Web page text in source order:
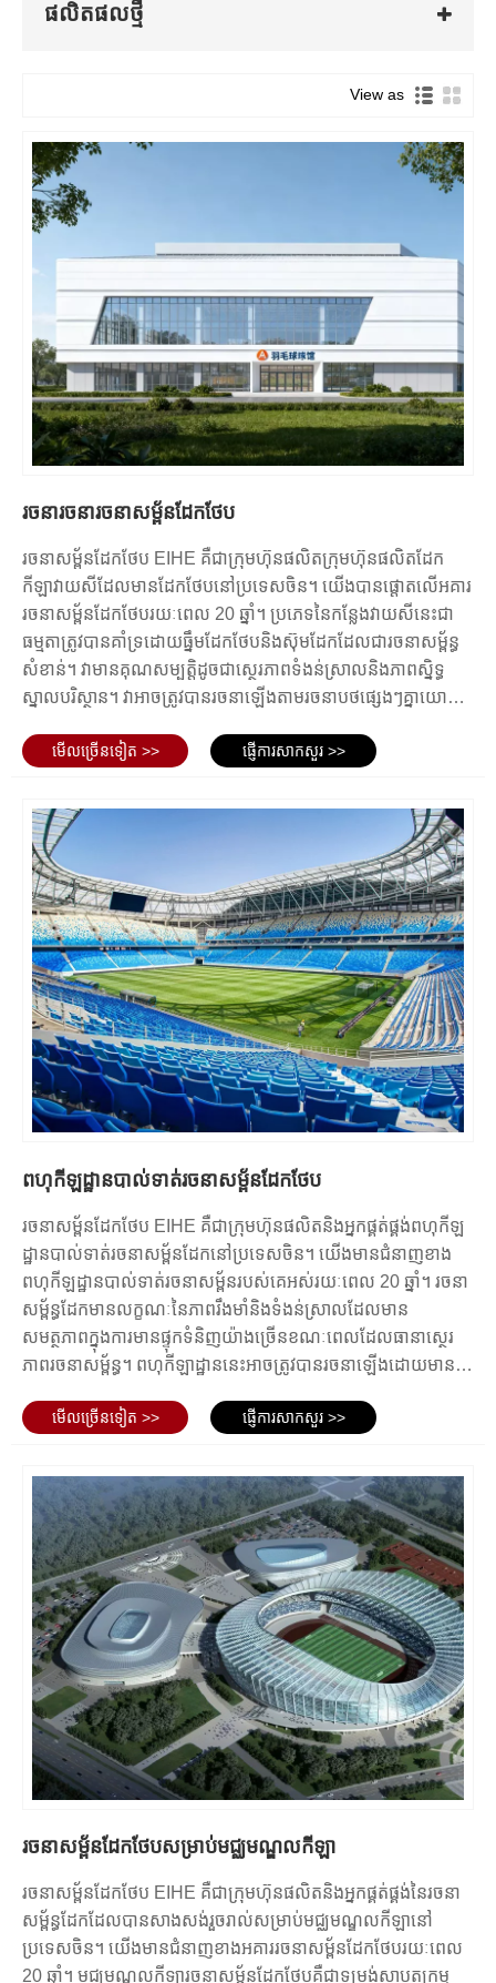
Munich ប្រទេសអាល្លឺម៉ង់ ដែលមានលក្ខណៈពិសេសប្លែកពីគេដែល
កីឡដ្ឋានរចនាសម្ព័ន្ធដែក សំដៅលើកីឡដ្ឋានកីឡា អគារប្រើប្រាស់ច្រើន
ឬសង្វៀនដែលត្រូវបានសាងសង់ដោយប្រើស៊ុមដែកជាសម្ភារៈចម្បង
សម្រាប់ការសាងសង់របស់វា។ វាត្រូវបានរចនាឡើងដើម្បីផ្ទុកមនុស្សច្រើន
កុះករដែលចូលរួមក្នុងព្រឹត្តិការណ៍ផ្សេងៗ រួមទាំងការប្រគុំតន្ត្រី ការប្រកួត
កីឡា និងព្រឹត្តិការណ៍ផ្សេងៗទៀត។ ការប្រើប្រាស់ដែក
សម្រាប់សាងសង់កីឡដ្ឋានកីឡាទំនើបផ្តល់នូវគុណសម្បត្តិជាច្រើនដូចជា
កម្លាំង ធន់ និងភាពបត់បែនក្នុងការរចនា។ ដែកថែបត្រូវបានគេស្គាល់ថា
ជាសម្ភារៈដែលមាននិរន្តរភាព និងសន្សំសំចៃដែលជួយកាត់បន្ថយពេល
វេលាសាងសង់ ដែលធ្វើឱ្យវាក្លាយជាជម្រើសដ៏ល្អសម្រាប់គម្រោងបែប
ពិភពលោករួមមានកីឡដ្ឋាន AT&T ក្នុងរដ្ឋតិចសាស់ សហរដ្ឋអាមេរិក
ដែលជាកន្លែងសម្រាប់ក្រុមបាល់ទាត់ Dallas Cowboys និងពហុកីឡ
ដ្ឋានជាតិប៉េកាំង ដែលត្រូវបានគេស្គាល់ថាជា 'សំបុកបក្សី' នៅក្នុង
ប្រទេសចិន ដែលជាម្ចាស់ផ្ទះកីឡាអូឡាំពិកឆ្នាំ 2008 ។ .
ប្រភេទនៃកីឡដ្ឋានរចនាសម្ព័ន្ធដែក
មានពហុកីឡដ្ឋានរចនាសម្ព័ន្ធដែកជាច្រើនប្រភេទ ដែលភាគច្រើនមាន
ដូចជា៖
Bowl Stadiums - ការរចនារាងជាចានគឺជាការរចនាទូទៅបំផុតមួយ
សម្រាប់កីឡដ្ឋានរចនាសម្ព័ន្ធដែក។ នៅក្នុងកីឡដ្ឋានទាំងនេះ កៅអីត្រូវ
បានរៀបចំជារាងជារង្វង់ ឬរាងពងក្រពើជុំវិញទីលានប្រកួត។
កីឡដ្ឋាន Ellipsoid ទំនើប - កីឡដ្ឋានរាងពងក្រពើកំពុងមានប្រជាប្រិយ
ភាពកាន់តែខ្លាំងឡើង ដោយសារតែការរចនាប្លែក និងជានិមិត្តរូបរបស់
ពួកគេ។
Indoor Arena - សង្វៀនក្នុងផ្ទះត្រូវបានផលិតពីដែកទាំងស្រុង ហើយ
ឥតខ្ចោះសម្រាប់ការប្រារព្ធព្រឹត្តិការណ៍នៅក្នុងបរិយាកាសដែលបានគ្រប់
គ្រងដោយមិនគិតពីអាកាសធាតុនៅខាងក្រៅ។
Amphitheater - កីឡដ្ឋានប្រភេទនេះមានលក្ខណៈពិសេសតែមួយគត់
សំណង់ដូចឆាក ដែលជារឿយៗត្រូវបានប្រើសម្រាប់ការប្រគុំតន្ត្រី និង
ព្រឹត្តិការណ៍តន្ត្រីខាងក្រៅ។
ពហុកីឡដ្ឋានពហុគោលបំណង - ពហុកីឡដ្ឋានទាំងនេះត្រូវបានរចនា
ឡើងដើម្បីឱ្យមានភាពចម្រុះ និងអាចត្រូវបានប្រើដើម្បីរៀបចំព្រឹត្តិការណ៍
ផ្សេងៗ រួមទាំងហ្គេមកីឡា ការប្រគុំតន្ត្រី សន្និសីទ និងសន្និបាត។
ប្រភេទនៃកីឡដ្ឋានរចនាសម្ព័ន្ធដែកដែលប្រើប្រាស់គឺអាស្រ័យលើ
លក្ខណៈ និងគោលបំណងនៃកីឡដ្ឋាន ថវិកា និងកត្តាផ្សេងទៀតដូចជា
ទីតាំង សមត្ថភាពដែលត្រូវការ និងប្រភេទនៃព្រឹត្តិការណ៍ដែលគ្រោងនឹង
ធ្វើឡើងនៅខាងក្នុងកីឡដ្ឋាន។
ព័ត៌មានលម្អិតនៃកីឡដ្ឋានរចនាសម្ព័ន្ធដែក
កីឡដ្ឋានរចនាសម្ព័ន្ធដែកត្រូវបានរចនាឡើងដើម្បីទប់ទល់នឹងលក្ខខណ្ឌ
អាកាសធាតុផ្សេងៗ និងត្រូវបានសាងសង់ដោយប្រើដែកជាសម្ភារៈ
ចម្បង។ នេះគឺជាព័ត៌មានលម្អិតសំខាន់ៗនៃកីឡដ្ឋានរចនាសម្ព័ន្ធដែក៖
រចនាសម្ព័ន្ធ - ដែកថែបត្រូវបានប្រើដើម្បីបង្កើតក្របខ័ណ្ឌនៃពហុកីឡាដ្ឋាន
ឡើងដើម្បីឱ្យរឹងមាំ ប្រើប្រាស់បានយូរ និងអាចបត់បែនបាន។
សម្ព័ន្ធដែកគឺជាលោហៈ ទាំងជាប្រភេទថ្នេរឈរ ឬជាបន្ទះសមាសធាតុ។
សម្ភារៈដំបូលគឺចាំបាច់ដើម្បីការពារផ្នែកខាងក្នុងនៃកីឡដ្ឋានពីទឹកភ្លៀង
ព្រិល និងធាតុខាងក្រៅផ្សេងទៀត។
កន្លែងអង្គុយ - ការរៀបចំកន្លែងអង្គុយនៅក្នុងកីឡដ្ឋានរចនាសម្ព័ន្ធដែក
មានសារៈសំខាន់បំផុតដើម្បីធានាបាននូវបទពិសោធន៍នៃការទស្សនាដ៏ល្អ
សម្រាប់អ្នកទស្សនា។ មានកៅអីជាច្រើនប្រភេទ ដែលខ្លះអាចបត់បាន និង
ខ្លះអាចដកថយបាន។
មធ្យោបាយងាយស្រួល - ភាពងាយស្រួលគឺមានសារៈសំខាន់នៅក្នុង
ពហុកីឡដ្ឋានកីឡាណាមួយ ហើយកីឡដ្ឋានរចនាសម្ព័ន្ធដែកមិនមាន
ករណីលើកលែងនោះទេ។ ផ្លូវជម្រាល ជណ្តើរយន្ត និងមធ្យោបាយចូល
ប្រើប្រាស់ផ្សេងទៀតជាធម្មតាត្រូវបានដាក់បញ្ចូលដើម្បីធ្វើឱ្យកីឡដ្ឋាន
អាចចូលបានសម្រាប់មនុស្សគ្រប់គ្នា ដោយមិនគិតពីសមត្ថភាពរបស់
ភ្លើងបំភ្លឺ - ពហុកីឡាដ្ឋានត្រូវការពន្លឺខ្លាំង ដើម្បីអនុញ្ញាតឱ្យព្រឹត្តិការណ៍
កើតឡើងក្នុងអំឡុងពេលមានពន្លឺតិច។ ប្រព័ន្ធភ្លើងដែលមានប្រសិទ្ធភាព
ខ្ពស់ និងសន្សំសំចៃថាមពលជាធម្មតាត្រូវបានប្រើប្រាស់ ដើម្បី
ធានាថាកីឡដ្ឋានមានពន្លឺល្អ ខណៈពេលដែលកាត់បន្ថយការប្រើប្រាស់
ថាមពល។
បច្ចេកវិទ្យាទំនើប - កីឡដ្ឋានរចនាសម្ព័ន្ធដែកទំនើបត្រូវបានសាងសង់
ផលិតផល​ថ្មី
View as
រចនារចនារចនាសម្ព័នដែកថែប
រចនាសម្ព័នដែកថែប EIHE គឺជាក្រុមហ៊ុនផលិតក្រុមហ៊ុនផលិតដែក
កីឡាវាយសីដែលមានដែកថែបនៅប្រទេសចិន។ យើងបានផ្តោតលើអគារ
រចនាសម្ព័នដែកថែបរយៈពេល 20 ឆ្នាំ។ ប្រភេទនៃកន្លែងវាយសីនេះជា
ធម្មតាត្រូវបានគាំទ្រដោយធ្នឹមដែកថែបនិងស៊ុមដែកដែលជារចនាសម្ព័ន្ធ
សំខាន់។ វាមានគុណសម្បត្តិដូចជាស្ថេរភាពទំងន់ស្រាលនិងភាពស្និទ្ធ
ស្នាលបរិស្ថាន។ វាអាចត្រូវបានរចនាឡើងតាមរចនាបថផ្សេងៗគ្នាយោង
ភាព
មើល​ច្រើន​ទៀត >> ផ្ញើការសាកសួរ >>
ពហុកីឡដ្ឋានបាល់ទាត់រចនាសម្ព័នដែកថែប
រចនាសម្ព័នដែកថែប EIHE គឺជាក្រុមហ៊ុនផលិតនិងអ្នកផ្គត់ផ្គង់ពហុកីឡ
ដ្ឋានបាល់ទាត់រចនាសម្ព័នដែកនៅប្រទេសចិន។ យើងមានជំនាញខាង
ពហុកីឡដ្ឋានបាល់ទាត់រចនាសម្ព័នរបស់គេអស់រយៈពេល 20 ឆ្នាំ។ រចនា
សម្ព័ន្ធដែកមានលក្ខណៈនៃភាពរឹងមាំនិងទំងន់ស្រាលដែលមាន
សមត្ថភាពក្នុងការមានផ្ទុកទំនិញយ៉ាងច្រើនខណៈពេលដែលធានាស្ថេរ
ភាពរចនាសម្ព័ន្ធ។ ពហុកីឡាដ្ឋាននេះអាចត្រូវបានរចនាឡើងដោយមាន
បំភ្លឺជំនាញនិងប្រព័ន្ធសំឡេងនៅខាងក្នុង។ វាមិនត្រឹមតែសមរម្យសម្រាប់
ពិព័រណ៍ទ្រង់ទ្រាយធំនិងព្រឹត្តិការណ៍ផ្សេងទៀតដែលធ្វើឱ្យវាក្លាយជាគំរូនៃ
អគារសាធារណៈដែលរួមបញ្ចូលមុខងារនិងអត្ថប្រយោជន៍សេដ្ឋកិច្ច។
មើល​ច្រើន​ទៀត >> ផ្ញើការសាកសួរ >>
រចនាសម្ព័នដែកថែបសម្រាប់មជ្ឈមណ្ឌលកីឡា
រចនាសម្ព័នដែកថែប EIHE គឺជាក្រុមហ៊ុនផលិតនិងអ្នកផ្គត់ផ្គង់នៃរចនា
សម្ព័ន្ធដែកដែលបានសាងសង់រួចរាល់សម្រាប់មជ្ឈមណ្ឌលកីឡានៅ
ប្រទេសចិន។ យើងមានជំនាញខាងអគាររចនាសម្ព័នដែកថែបរយៈពេល
20 ឆ្នាំ។ មជ្ឈមណ្ឌលកីឡារចនាសម្ព័នដែកថែបគឺជាទម្រង់ស្ថាបត្យកម្ម